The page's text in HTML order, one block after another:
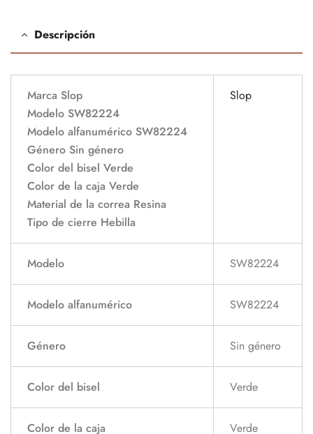
Descripción
Marca Slop
Modelo SW82224
Modelo alfanumérico SW82224
Género Sin género
Color del bisel Verde
Color de la caja Verde
Material de la correa Resina
Tipo de cierre Hebilla
Slop
Modelo SW82224
Modelo alfanumérico SW82224
Género Sin género
Color del bisel Verde
Color de la caja Verde